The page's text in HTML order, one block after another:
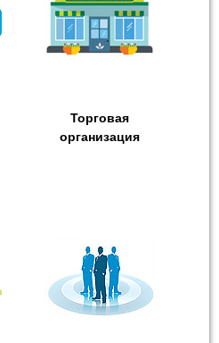
Торговая
организация